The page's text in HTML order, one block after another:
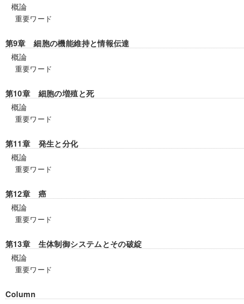
概論
重要ワード
第9章 細胞の機能維持と情報伝達
概論
重要ワード
第10章 細胞の増殖と死
概論
重要ワード
第11章 発生と分化
概論
重要ワード
第12章 癌
概論
重要ワード
第13章 生体制御システムとその破綻
概論
重要ワード
Column